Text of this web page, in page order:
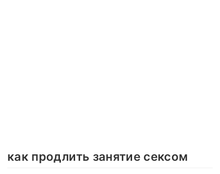
как продлить занятие сексом